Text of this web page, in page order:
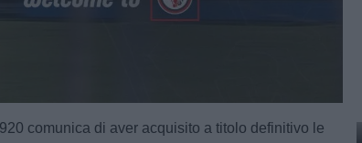
comunica di aver acquisito a titolo definitivo le